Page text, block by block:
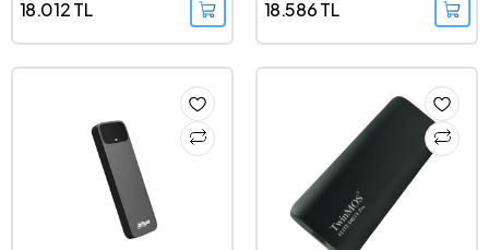
18.012 TL 18.586 TL